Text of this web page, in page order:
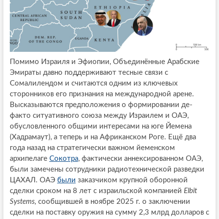
Помимо Израиля и Эфиопии, Объединённые Арабские
Эмираты давно поддерживают тесные связи с
Сомалилендом и считаются одним из ключевых
сторонников его признания на международной арене.
Высказываются предположения о формировании де-
факто ситуативного союза между Израилем и ОАЭ,
обусловленного общими интересами на юге Йемена
(Хадрамаут), а теперь и на Африканском Роге. Ещё два
года назад на стратегически важном йеменском
архипелаге Сокотра, фактически аннексированном ОАЭ,
были замечены сотрудники радиотехнической разведки
ЦАХАЛ. ОАЭ были заказчиком крупной оборонной
сделки сроком на 8 лет с израильской компанией Elbit
Systems, сообщившей в ноябре 2025 г. о заключении
сделки на поставку оружия на сумму 2,3 млрд долларов с